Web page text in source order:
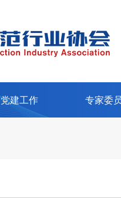
党建工作 专家委